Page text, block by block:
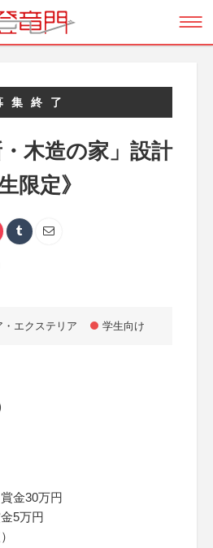
集終了
木造の家」設計
限定》
エクステリア 学生向け
金30万円
5万円